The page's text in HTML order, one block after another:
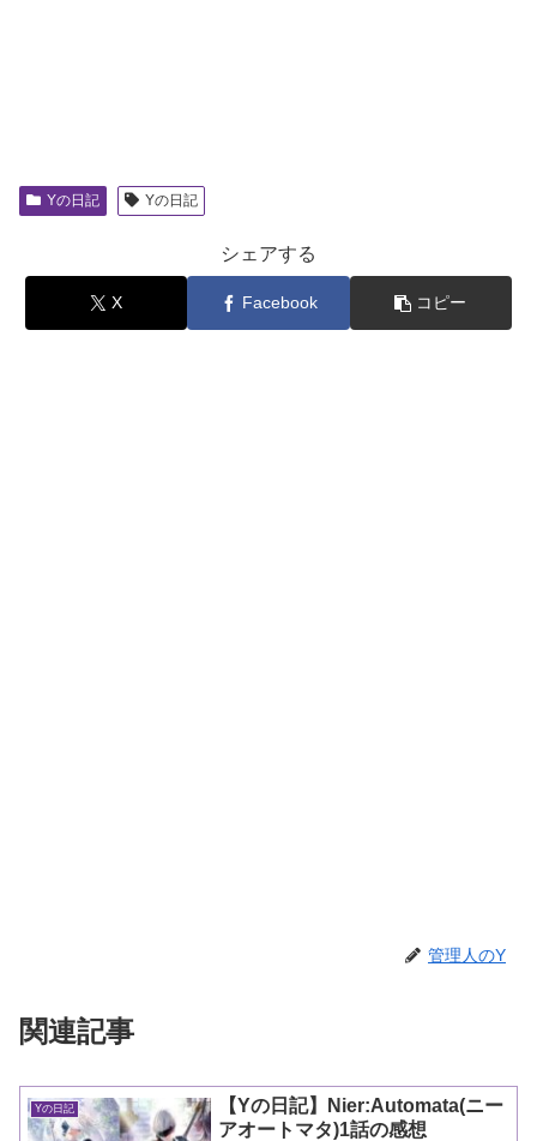
Yの日記 Yの日記
シェアする
X Facebook コピー
管理人のY
関連記事
Yの日記
【Yの日記】Nier:Automata(ニー
アオートマタ)1話の感想